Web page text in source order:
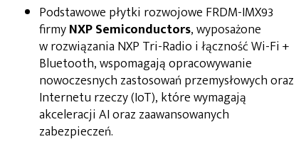
Podstawowe płytki rozwojowe FRDM-IMX93
firmyNXP Semiconductors, wyposażone
w rozwiązania NXP Tri-Radio i łączność Wi-Fi +
Bluetooth, wspomagają opracowywanie
nowoczesnych zastosowań przemysłowych oraz
Internetu rzeczy (IoT), które wymagają
akceleracji AI oraz zaawansowanych
zabezpieczeń.